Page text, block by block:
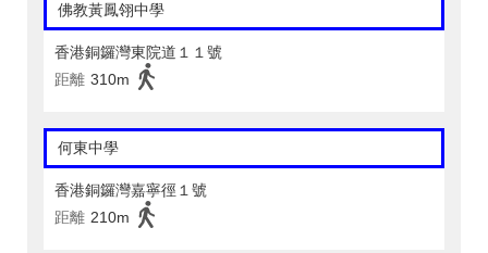
佛教黃鳳翎中學
香港銅鑼灣東院道１１號
距離 310m
何東中學
香港銅鑼灣嘉寧徑１號
距離 210m